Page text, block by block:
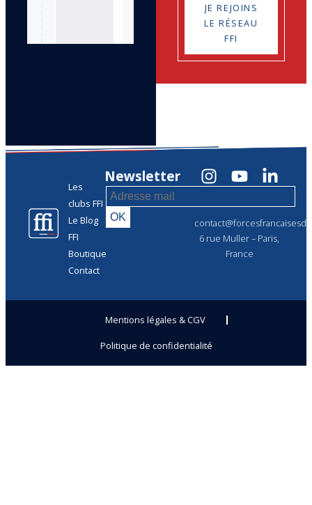
JE REJOINS
LE RÉSEAU
FFI
Les
clubs FFI
Le Blog
FFI
Boutique
Contact
6 rue Muller – Paris,
France
Newsletter
Mentions légales & CGV
Politique de confidentialité